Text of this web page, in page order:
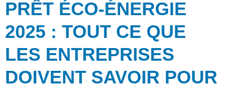
PRÊT ÉCO-ÉNERGIE
2025 : TOUT CE QUE
LES ENTREPRISES
DOIVENT SAVOIR POUR